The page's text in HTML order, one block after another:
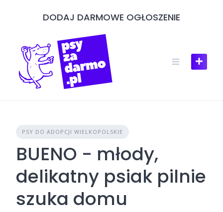
DODAJ DARMOWE OGŁOSZENIE
PSY DO ADOPCJI WIELKOPOLSKIE
BUENO - młody,
delikatny psiak pilnie
szuka domu